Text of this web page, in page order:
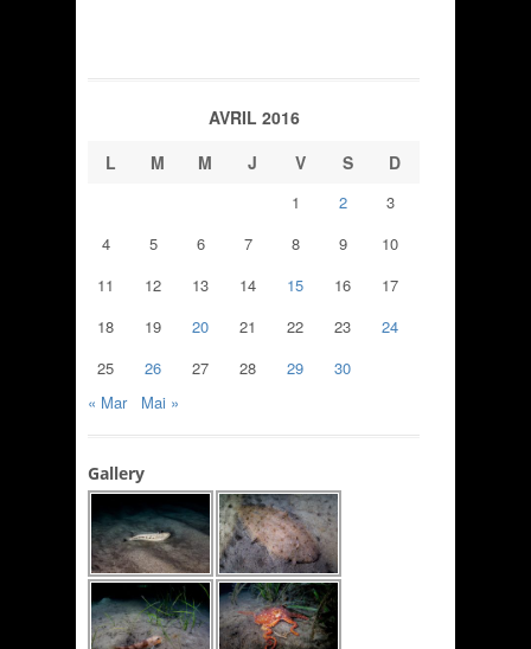
AVRIL 2016
L
M M J V S D
1 2
3
4
5 6 7 8 9
10
11
12 13 14 15 16
17
18
19 20 21 22 23
24
25
26 27 28 29
30
« Mar
Mai »
Gallery